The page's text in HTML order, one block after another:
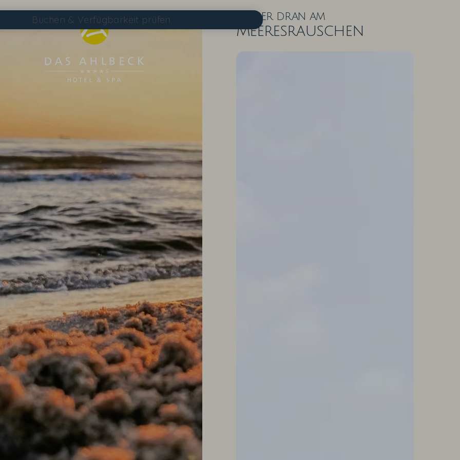
Buchen & Verfügbarkeit prüfen
Suchen
DAS AHLBECK ÜBERSICHTSSEITE
WETTER & WEBCAM
WISSENSWERTES
EVENTS IM HOTEL
TAGEN & FEIERN
Näher dran am
Meeresrauschen